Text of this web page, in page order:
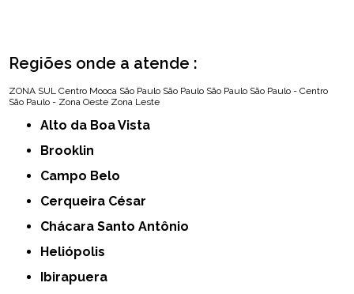
Regiões onde a atende :
ZONA SUL Centro Mooca São Paulo São Paulo São Paulo São Paulo - Centro
São Paulo - Zona Oeste Zona Leste
Alto da Boa Vista
Brooklin
Campo Belo
Cerqueira César
Chácara Santo Antônio
Heliópolis
Ibirapuera